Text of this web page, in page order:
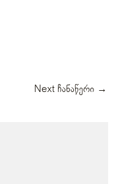
Next ჩანაწერი →